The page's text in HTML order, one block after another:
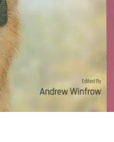
tietokirjasarja, joka
Sarja tarjoaa syvätietoa
rodun
Jokainen kirja esittelee
erinomaisesti myös
tietoa
rodun
ja sosiaalistamisesta,